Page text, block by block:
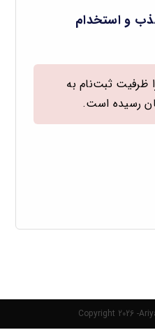
و استخدام
ظرفیت ثبت‌نام به
رسیده است.
Copyright 2026 -